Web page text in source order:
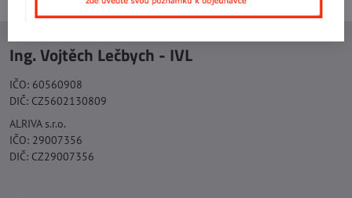
Ing. Vojtěch Lečbych - IVL
IČO: 60560908
DIČ: CZ5602130809
ALRIVA s.r.o.
IČO: 29007356
DIČ: CZ29007356